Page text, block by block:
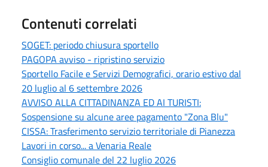
Contenuti correlati
SOGET: periodo chiusura sportello
PAGOPA avviso - ripristino servizio
Sportello Facile e Servizi Demografici, orario estivo dal
20 luglio al 6 settembre 2026
AVVISO ALLA CITTADINANZA ED AI TURISTI:
Sospensione su alcune aree pagamento "Zona Blu"
CISSA: Trasferimento servizio territoriale di Pianezza
Lavori in corso... a Venaria Reale
Consiglio comunale del 22 luglio 2026